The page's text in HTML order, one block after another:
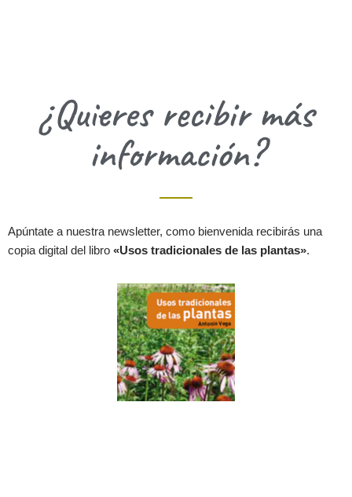
¿Quieres recibir más
información?
Apúntate a nuestra newsletter, como bienvenida recibirás una
copia digital del libro «Usos tradicionales de las plantas».